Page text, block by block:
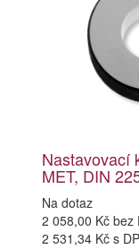
Nastavovací
MET, DIN
Na dotaz
2 058,00 Kč bez
2 531,34 Kč s